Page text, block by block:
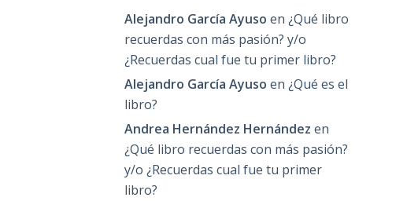
Alejandro García Ayuso en¿Qué libro
recuerdas con más pasión? y/o
¿Recuerdas cual fue tu primer libro?
Alejandro García Ayuso en¿Qué es el
libro?
Andrea Hernández Hernández en
¿Qué libro recuerdas con más pasión?
y/o ¿Recuerdas cual fue tu primer
libro?